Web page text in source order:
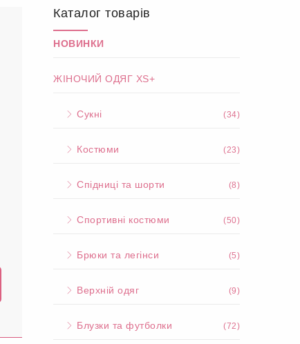
Каталог товарів
НОВИНКИ
ЖІНОЧИЙ ОДЯГ XS+
Сукні (34)
Костюми (23)
Спідниці та шорти (8)
Спортивні костюми (50)
Брюки та легінси (5)
Верхній одяг (9)
Блузки та футболки (72)